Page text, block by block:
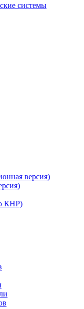
системы
версия)
КНР)